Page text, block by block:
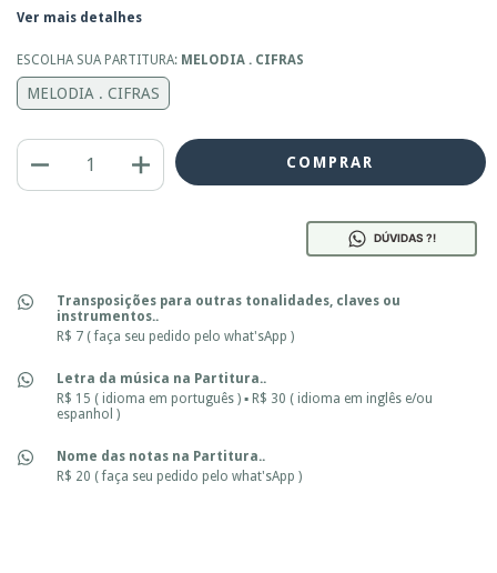
Ver mais detalhes
ESCOLHA SUA PARTITURA: MELODIA . CIFRAS
MELODIA . CIFRAS
DÚVIDAS ?!
Transposições para outras tonalidades, claves ou
instrumentos..
R$ 7 ( faça seu pedido pelo what'sApp )
Letra da música na Partitura..
R$ 15 ( idioma em português ) ▪ R$ 30 ( idioma em inglês e/ou
espanhol )
Nome das notas na Partitura..
R$ 20 ( faça seu pedido pelo what'sApp )